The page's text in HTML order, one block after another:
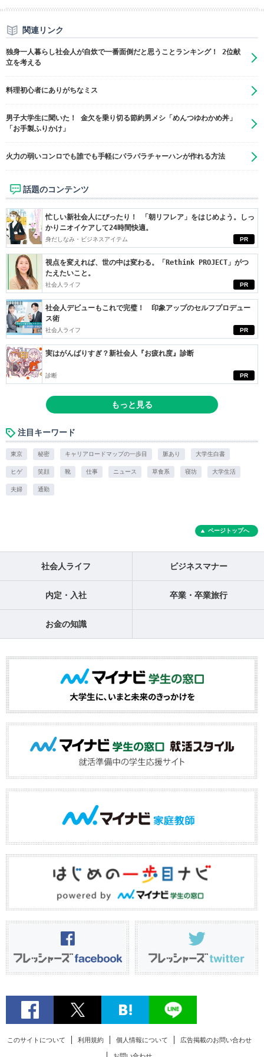
関連リンク
独身一人暮らし社会人が自炊で一番面倒だと思うことランキング！ 2位献
立を考える
料理初心者にありがちなミス
男子大学生に聞いた！ 金欠を乗り切る節約男メシ「めんつゆわかめ丼」
「お手製ふりかけ」
火力の弱いコンロでも誰でも手軽にパラパラチャーハンが作れる方法
話題のコンテンツ
PR
忙しい新社会人にぴったり！ 「朝リフレア」をはじめよう。しっ
かりニオイケアして24時間快適。
身だしなみ・ビジネスアイテム
PR
視点を変えれば、世の中は変わる。「Rethink PROJECT」がつ
たえたいこと。
社会人ライフ
PR
社会人デビューもこれで完璧！ 印象アップのセルフプロデュー
ス術
社会人ライフ
PR
実はがんばりすぎ？新社会人『お疲れ度』診断
診断
もっと見る
注目キーワード
東京 秘密 キャリアロードマップの一歩目 脈あり 大学生白書
ヒゲ 笑顔 靴 仕事 ニュース 草食系 寝坊 大学生活
夫婦 通勤
ページトップへ
社会人ライフ ビジネスマナー
内定・入社 卒業・卒業旅行
お金の知識
このサイトについて 利用規約 個人情報について 広告掲載のお問い合わせ